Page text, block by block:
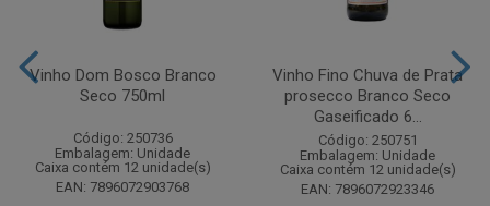
Vinho Dom Bosco Branco
Seco 750ml
Código: 250736
Embalagem: Unidade
Caixa contém 12 unidade(s)
EAN: 7896072903768
Vinho Fino Chuva de Prata
prosecco Branco Seco
Gaseificado 6...
Código: 250751
Embalagem: Unidade
Caixa contém 12 unidade(s)
EAN: 7896072923346